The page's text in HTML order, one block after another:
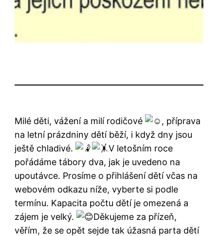
Milé děti, vážení a milí rodičové
, příprava
na letní prázdniny dětí běží, i když dny jsou
ještě chladivé.
V letošním roce
pořádáme tábory dva, jak je uvedeno na
upoutávce. Prosíme o přihlášení dětí včas na
webovém odkazu níže, vyberte si podle
termínu. Kapacita počtu dětí je omezená a
zájem je velký.
Děkujeme za přízeň,
věřím, že se opět sejde tak úžasná parta dětí